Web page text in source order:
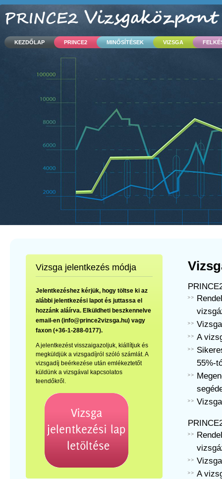
KEZDŐLAP PRINCE2 MINŐSÍTÉSEK VIZSGA
Vizsga jelentkezés módja
Jelentkezéshez kérjük, hogy töltse ki az
alábbi jelentkezési lapot és juttassa el
hozzánk aláírva. Elküldheti beszkennelve
email-en (info@prince2vizsga.hu) vagy
faxon (+36-1-288-0177).
A jelentkezést visszaigazoljuk, kiállítjuk és
megküldjük a vizsgadíjról szóló számlát. A
vizsgadíj beérkezése után emlékeztetőt
küldünk a vizsgával kapcsolatos
teendőkről.
A
55%-
A